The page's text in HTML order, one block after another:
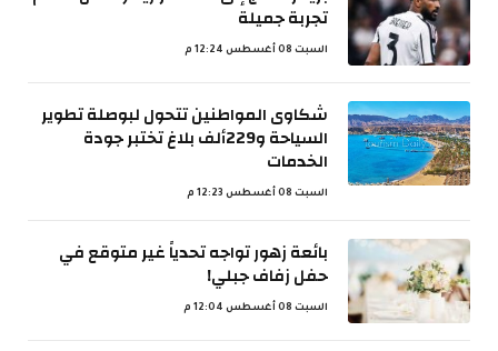
تجربة جميلة
السبت 08 أغسطس 12:24 م
شكاوى المواطنين تتحول لبوصلة تطوير
السياحة و229ألف بلاغ تختبر جودة
الخدمات
السبت 08 أغسطس 12:23 م
بائعة زهور تواجه تحدياً غير متوقع في
حفل زفاف جبلي!
السبت 08 أغسطس 12:04 م